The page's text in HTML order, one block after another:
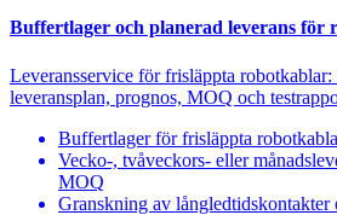
Buffertlager och planerad leverans för
Leveransservice för frisläppta robotkablar:
leveransplan, prognos, MOQ och
Buffertlager för frisläppta
Vecko-, tvåveckors- eller
MOQ
Granskning av långledtidskontakter